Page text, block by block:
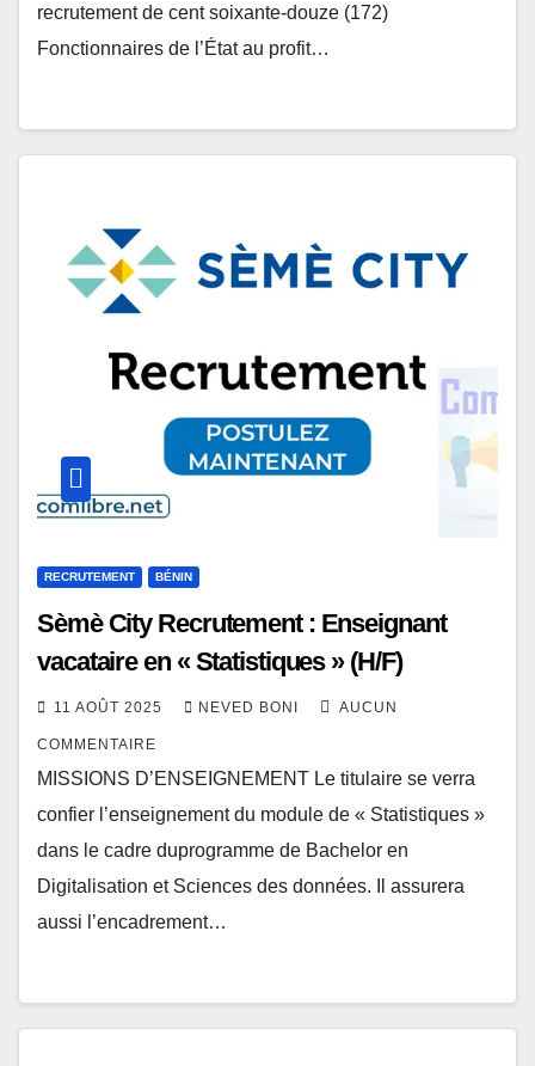
recrutement de cent soixante-douze (172)
Fonctionnaires de l’État au profit…
RECRUTEMENT BÉNIN
Sèmè City Recrutement : Enseignant
vacataire en « Statistiques » (H/F)
11 AOÛT 2025 NEVED BONI AUCUN
COMMENTAIRE
MISSIONS D’ENSEIGNEMENT Le titulaire se verra
confier l’enseignement du module de « Statistiques »
dans le cadre duprogramme de Bachelor en
Digitalisation et Sciences des données. Il assurera
aussi l’encadrement…